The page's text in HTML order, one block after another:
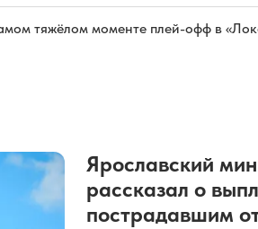
тяжёлом моменте плей-офф в
Ярославский
рассказал о
пострадавшим